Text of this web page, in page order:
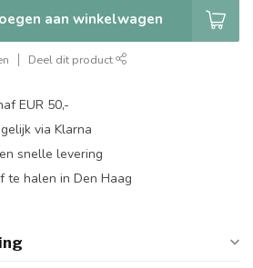
aan winkelwagen
Deel dit product
EUR 50,-
via Klarna
snelle levering
te halen in Den Haag